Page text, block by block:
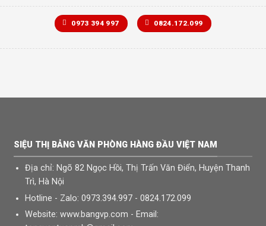
0973 394 997 0824.172.099
SIỆU THỊ BẢNG VĂN PHÒNG HÀNG ĐẦU VIỆT NAM
Địa chỉ: Ngõ 82 Ngọc Hồi, Thị Trấn Văn Điển, Huyện Thanh
Trì, Hà Nội
Hotline - Zalo: 0973.394.997 - 0824.172.099
Website: www.bangvp.com - Email: